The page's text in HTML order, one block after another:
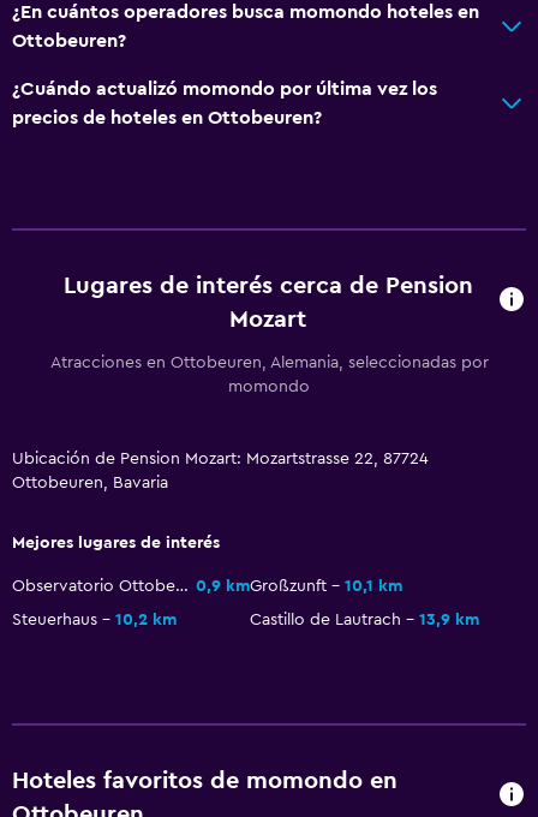
Servicios y facilidades
Instalaciones para reuniones
Estacionamiento en la calle
Estacionamiento gratuito
TV de pantalla plana
Servicio de planchado
¿En cuántos operadores busca momondo hoteles en
Ottobeuren?
¿Cuándo actualizó momondo por última vez los
precios de hoteles en Ottobeuren?
Lugares de interés cerca de Pension
Mozart
Atracciones en Ottobeuren, Alemania, seleccionadas por
momondo
Ubicación de Pension Mozart: Mozartstrasse 22, 87724
Ottobeuren, Bavaria
Mejores lugares de interés
Observatorio Ottobeuren 0,9 kmGroßzunft
10,1 km
Steuerhaus
10,2 km Castillo de Lautrach 13,9 km
Hoteles favoritos de momondo en